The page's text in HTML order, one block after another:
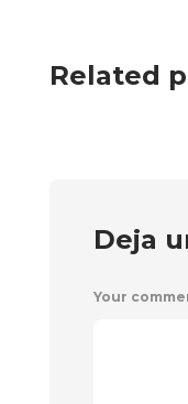
Related
Deja
Your